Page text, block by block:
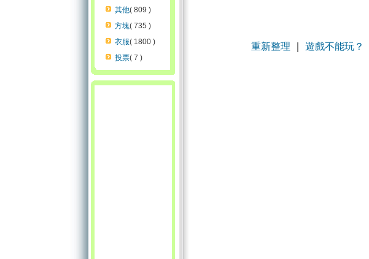
其他( 809 )
方塊( 735 )
衣服( 1800 )
投票( 7 )
重新整理 遊戲不能玩？